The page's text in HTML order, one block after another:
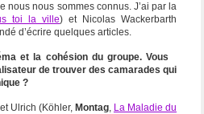
nous nous sommes connus. J’ai par la
toi la ville) et Nicolas Wackerbarth
d’écrire quelques articles.
et la cohésion du groupe. Vous
de trouver des camarades qui
?
Ulrich (Köhler, Montag, La Maladie du